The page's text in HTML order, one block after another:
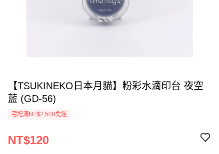
【TSUKINEKO日本月貓】粉彩水滴印台 夜空
藍 (GD-56)
宅配滿NT$2,500免運
NT$120